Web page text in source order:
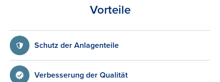
Vorteile
Schutz der Anlagenteile
Verbesserung der Qualität